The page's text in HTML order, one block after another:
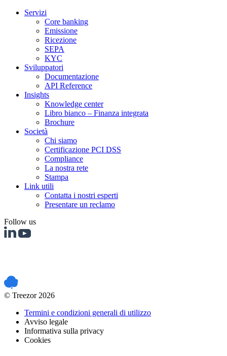
Servizi
Core banking
Emissione
Ricezione
SEPA
KYC
Sviluppatori
Documentazione
API Reference
Insights
Knowledge center
Libro bianco – Finanza integrata
Brochure
Società
Chi siamo
Certificazione PCI DSS
Compliance
La nostra rete
Stampa
Link utili
Contatta i nostri esperti
Presentare un reclamo
Follow us
© Treezor 2026
Termini e condizioni generali di utilizzo
Avviso legale
Informativa sulla privacy
Cookies